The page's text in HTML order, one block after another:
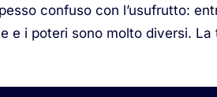
confuso con l’usufrutto:
e i poteri sono molto diversi.